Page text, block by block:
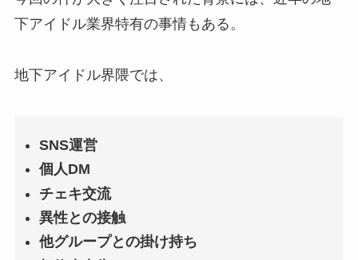
下アイドル業界特有の事情もある。
地下アイドル界隈では、
SNS運営
個人DM
チェキ交流
異性との接触
他グループとの掛け持ち